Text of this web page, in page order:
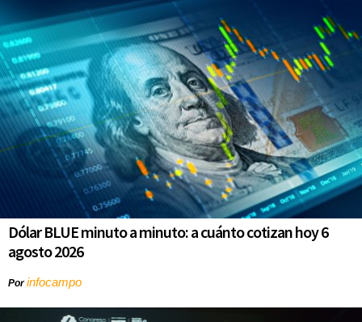
Dólar BLUE minuto a minuto: a cuánto cotizan hoy 6
agosto 2026
Porinfocampo